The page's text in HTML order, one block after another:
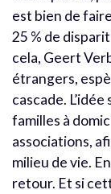
est bien de
25 % de
cela, Geert
étrangers,
cascade.
familles à
associations,
milieu de vie.
retour. Et si